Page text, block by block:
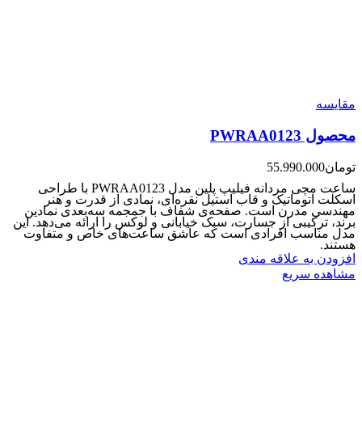
مقایسه
محصول PWRAA0123
تومان55.990.000
ساعت مچی مردانه فیلیپ پلین مدل PWRAA0123 با طراحی
اسکلت اتوماتیک و قاب استیل نقره‌ای، نمادی از قدرت و هنر
مهندسی مدرن است. صفحه‌ی شفاف با جمجمه سه‌بعدی نمادین
برند، ترکیبی از جسارت، سبک خیابانی و لوکس را ارائه می‌دهد. این
مدل مناسب افرادی است که عاشق ساعت‌های خاص و متفاوت
هستند.
افزودن به علاقه مندی
مشاهده سریع